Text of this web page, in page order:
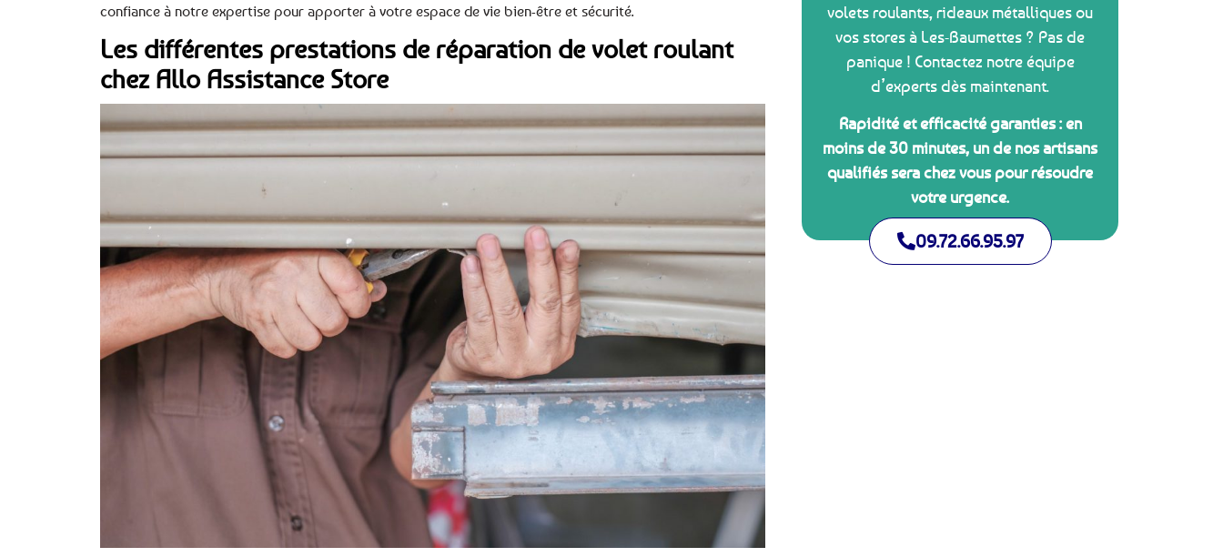
confiance à notre expertise pour apporter à votre espace de vie bien-être et sécurité.
Les différentes prestations de réparation de volet roulant
chez Allo Assistance Store
volets roulants, rideaux métalliques ou
vos stores à Les-Baumettes ? Pas de
panique ! Contactez notre équipe
d’experts dès maintenant.
Rapidité et efficacité garanties : en
moins de 30 minutes, un de nos artisans
qualifiés sera chez vous pour résoudre
votre urgence.
09.72.66.95.97